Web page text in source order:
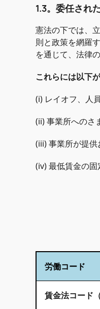
1.3。委任され
憲法の下では、
則と政策を網羅
を通じて、法律
これらには以下
(i) レイオフ、人
(ii) 事業所へのさ
(iii) 事業所が提
(iv) 最低賃金の
労働コード
賃金法コード